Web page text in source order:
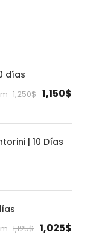
días
1,250$ 1,150$
| 10 Días
1,125$ 1,025$